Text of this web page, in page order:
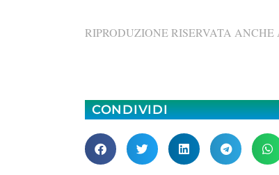
RIPRODUZIONE RISERVATA
CONDIVIDI